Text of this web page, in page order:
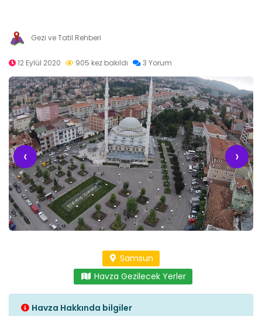
Gezi ve Tatil Rehberi
12 Eylül 2020 905 kez bakıldı 3 Yorum
‹ ›
Samsun
Havza Gezilecek Yerler
Havza Hakkında bilgiler